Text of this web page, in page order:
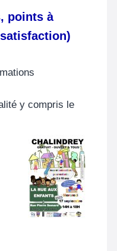
points à
y compris le